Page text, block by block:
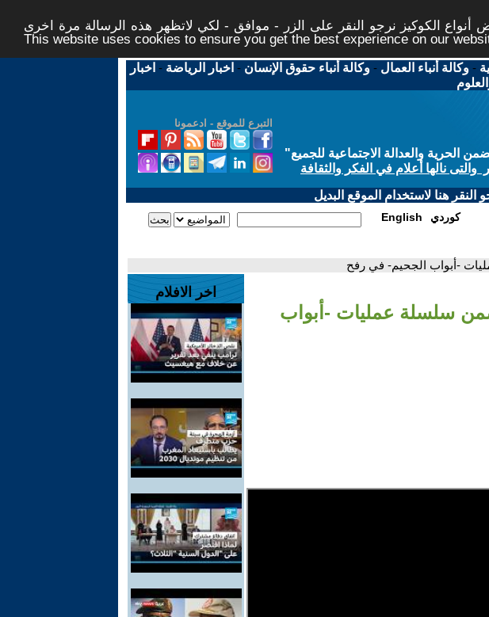
الكوكيز نرجو النقر على الزر - موافق - لكي لاتظهر هذه الرسالة مرة اخرى -
This website uses cookies to ensure you get the best experience on our
-وكالة أنباء العمال -وكالة أنباء حقوق الإنسان - اخبار الرياضة - اخبار
التبرع للموقع - ادعمونا
والعدالة الاجتماعية للجميع"
نالها أعلام في الفكر والثقافة
هنا لاستخدام الموقع البديل
English كوردي
-أبواب الجحيم- في رفح
سلسلة عمليات -أبواب
اخر الافلام